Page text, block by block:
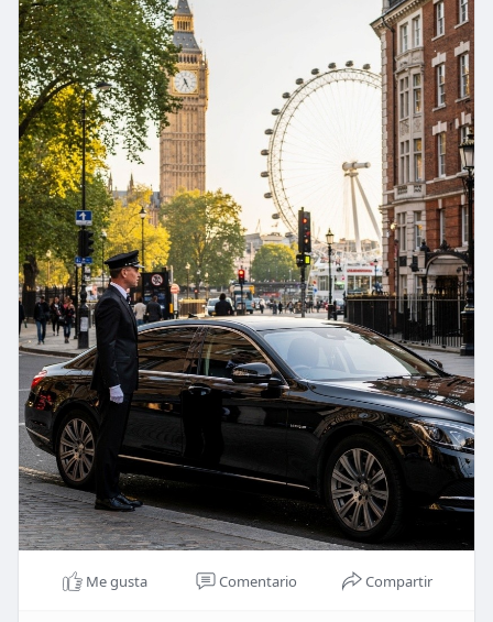
Me gusta Comentario Compartir